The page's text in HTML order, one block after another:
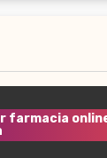
farmacia